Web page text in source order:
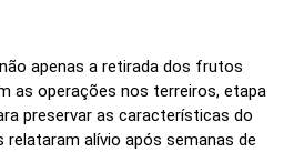
apenas a retirada dos frutos
as operações nos terreiros, etapa
preservar as características do
alívio após semanas de